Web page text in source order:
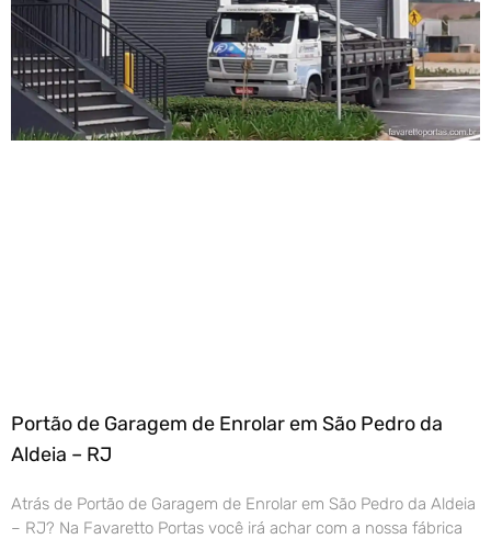
Portão de Garagem de Enrolar em São Pedro da
Aldeia – RJ
Atrás de Portão de Garagem de Enrolar em São Pedro da Aldeia
– RJ? Na Favaretto Portas você irá achar com a nossa fábrica